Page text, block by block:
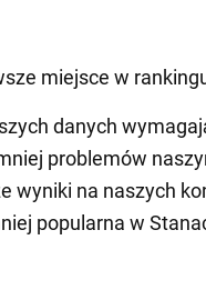
miejsce w
danych
problemów
wyniki na naszych
popularna w